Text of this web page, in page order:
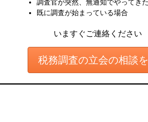
調査官が突然、無通知でやってきた
既に調査が始まっている場合
いますぐご連絡ください
税務調査の立会の相談